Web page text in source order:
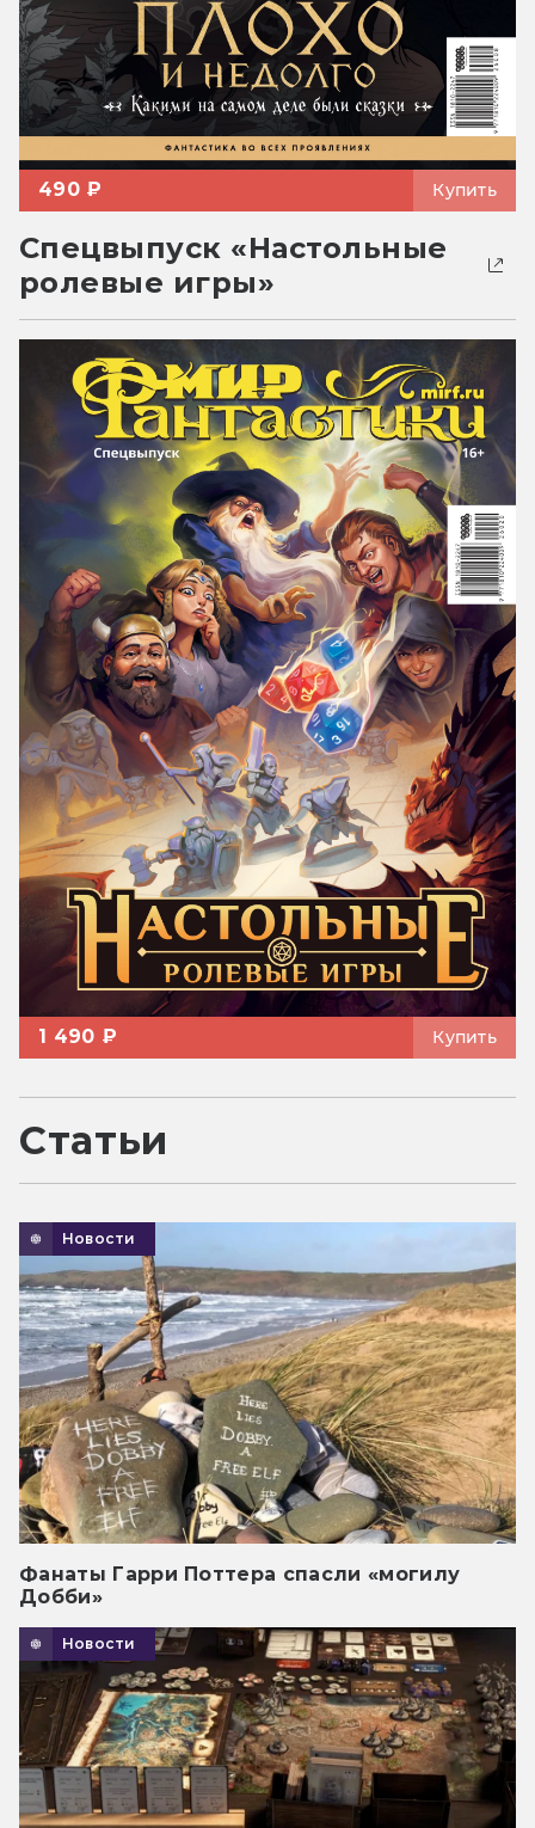
490 ₽ Купить
Спецвыпуск «Настольные
ролевые игры»
1 490 ₽ Купить
Статьи
Новости
Фанаты Гарри Поттера спасли «могилу
Добби»
Новости